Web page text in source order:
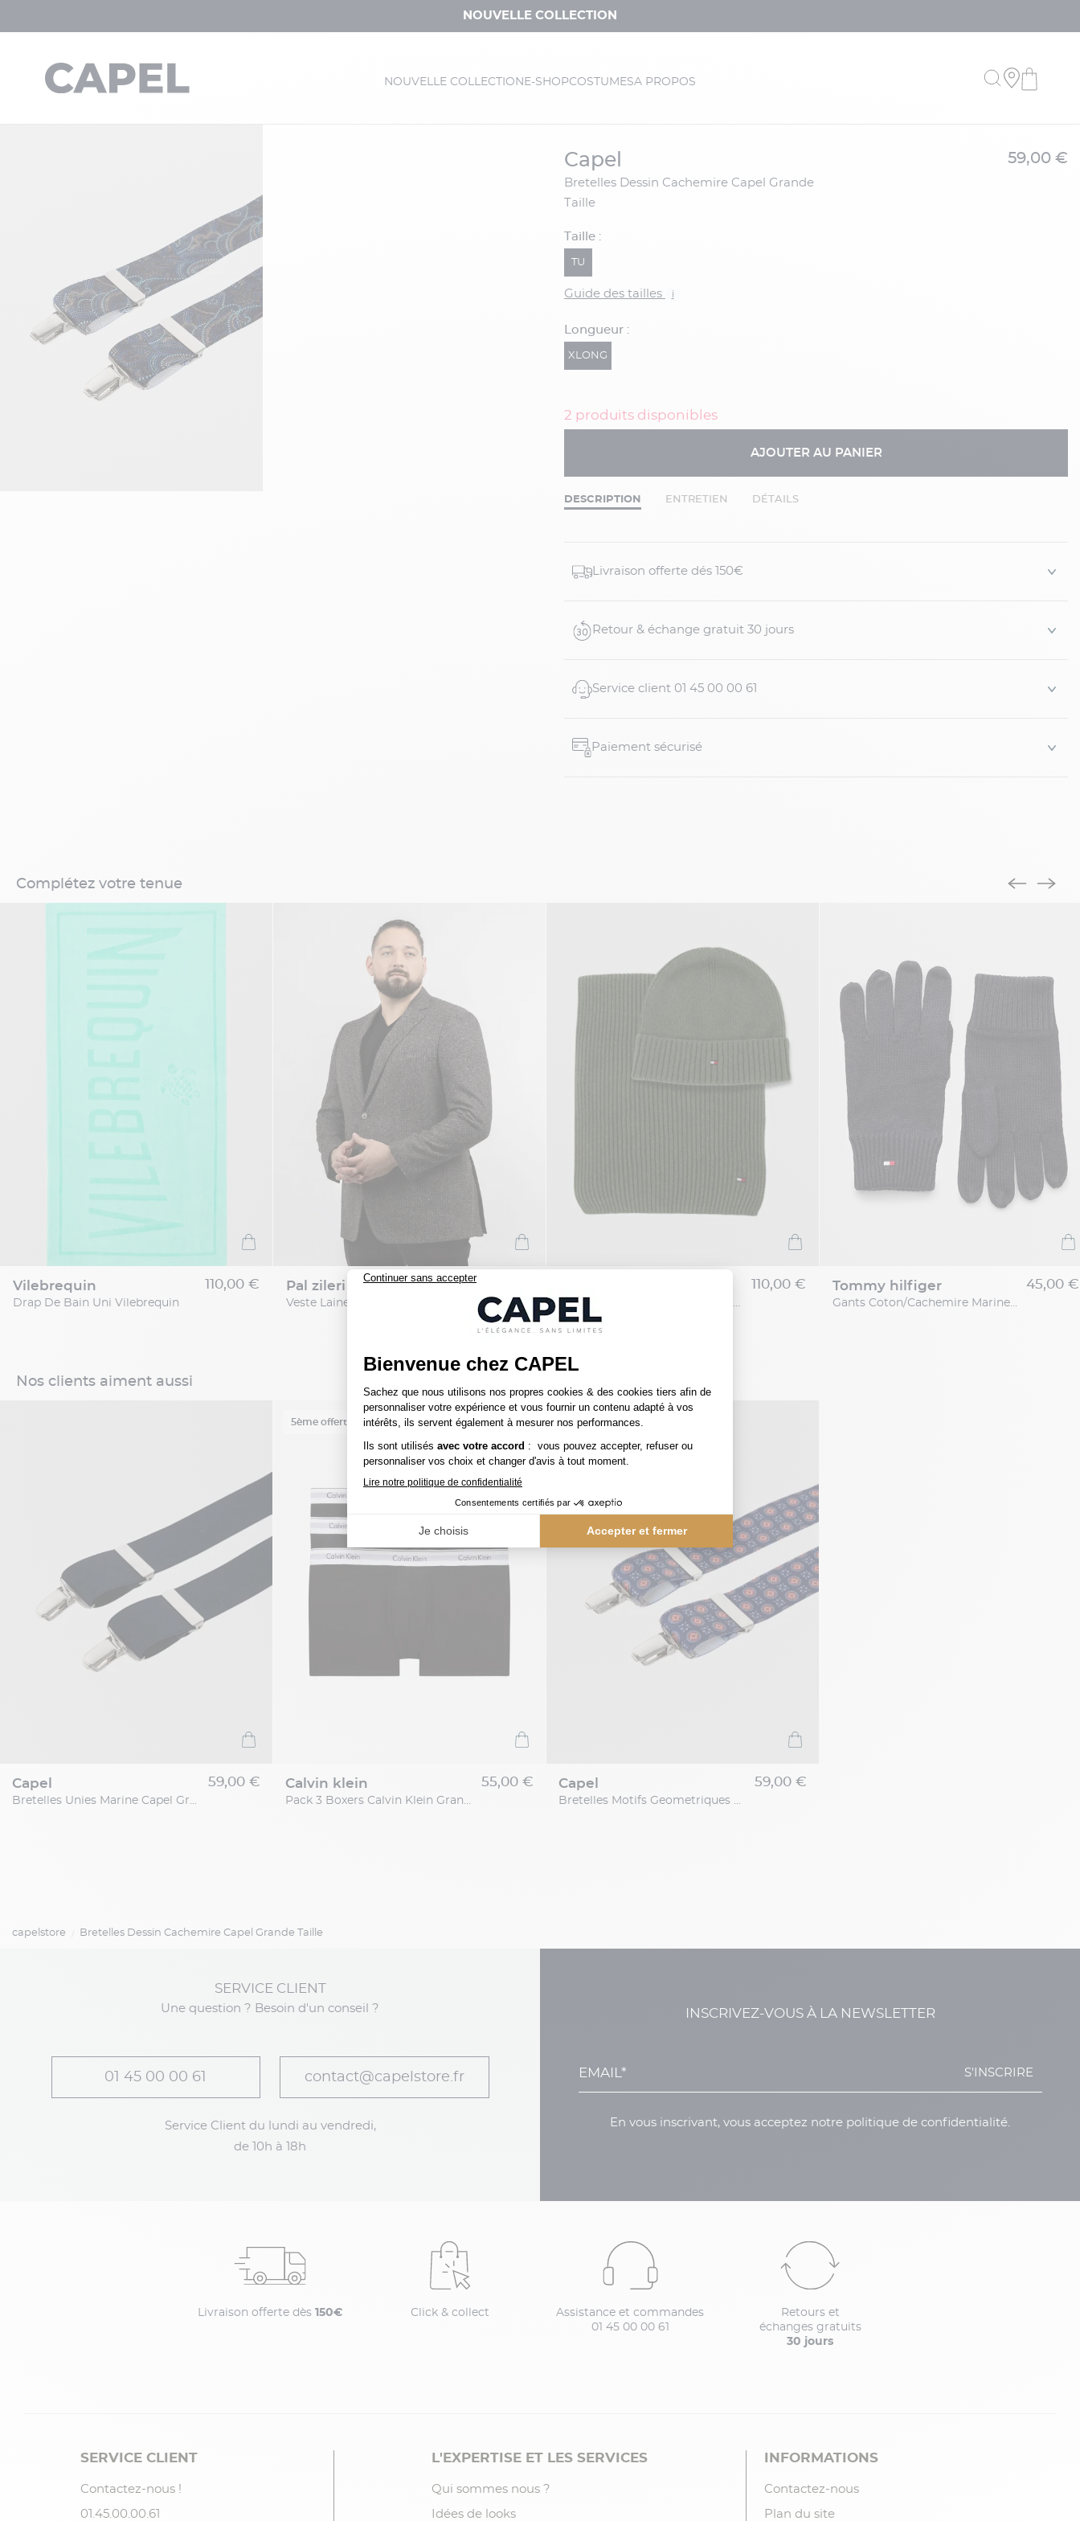
NOUVELLE COLLECTION
NOUVELLE COLLECTION E-SHOPCOSTUMESA PROPOS
capel
Bretelles Dessin Cachemire Capel Grande
Taille
59,00 €
Taille :
TU
Guide des tailles i
Longueur :
XLONG
2 produits disponibles
AJOUTER AU PANIER
DESCRIPTION ENTRETIEN DÉTAILS
Livraison offerte dés 150€
Retour & échange gratuit 30 jours
Service client 01 45 00 00 61
Paiement sécurisé
Complétez votre tenue
vilebrequin
Drap De Bain Uni Vilebrequin
110,00 € pal zileri
1 200,00
€
Echarpe Et Bonnet Kaki Tommy Hilfiger
110,00 € tommy hilfiger
Gants Coton/Cachemire Marine Tommy Hilfiger
45,00 €
Nos clients aiment aussi
capel
Bretelles Unies Marine Capel Grande Taille
59,00 €
5ème offert
calvin klein
Pack 3 Boxers Calvin Klein Grande Taille
55,00 € capel
Bretelles Motifs Geometriques Capel Grande Taille
59,00 €
capelstore Bretelles Dessin Cachemire Capel Grande Taille
SERVICE CLIENT
Une question ? Besoin d'un conseil ?
01 45 00 00 61 contact@capelstore.fr
Service Client du lundi au vendredi,
de 10h à 18h
INSCRIVEZ-VOUS À LA NEWSLETTER
S'INSCRIRE
En vous inscrivant, vous acceptez notre politique de confidentialité.
Livraison offerte dès 150€ Click & collect
Assistance et commandes
01 45 00 00 61
Retours et
échanges gratuits
30 jours
SERVICE CLIENT
Contactez-nous !
01.45.00.00.61
L'EXPERTISE ET LES SERVICES
Qui sommes nous ?
Idées de looks
INFORMATIONS
Contactez-nous
Plan du site